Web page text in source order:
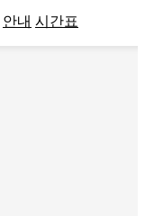
안내 시간표